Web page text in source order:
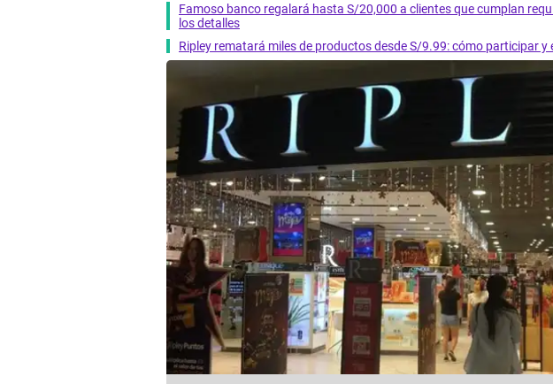
Famoso banco regalará hasta S/20,000 a clientes que cumplan
los detalles
Ripley rematará miles de productos desde S/9.99: cómo participar y